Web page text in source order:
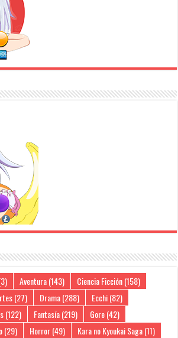
Aventura(143) Ciencia Ficción(158)
(27) Drama(288) Ecchi(82)
(122) Fantasía(219) Gore(42)
(29) Horror(49) Kara no Kyoukai Saga(11)